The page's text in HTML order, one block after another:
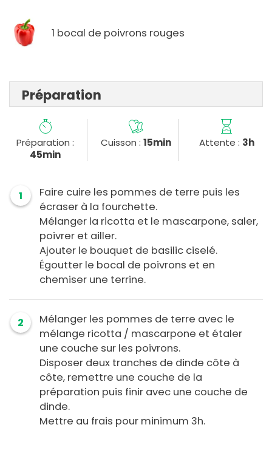
1 bocal de poivrons rouges
Préparation
Préparation :
45min
Cuisson : 15min Attente : 3h
1
Faire cuire les pommes de terre puis les
écraser à la fourchette.
Mélanger la ricotta et le mascarpone, saler,
poivrer et ailler.
Ajouter le bouquet de basilic ciselé.
Égoutter le bocal de poivrons et en
chemiser une terrine.
2
Mélanger les pommes de terre avec le
mélange ricotta / mascarpone et étaler
une couche sur les poivrons.
Disposer deux tranches de dinde côte à
côte, remettre une couche de la
préparation puis finir avec une couche de
dinde.
Mettre au frais pour minimum 3h.